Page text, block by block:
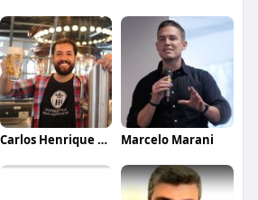
Carlos Henrique de Faria Vasconcelos Marcelo Marani